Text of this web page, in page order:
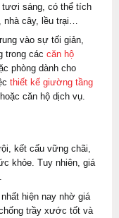
tươi sáng, có thể tích
cây, lều trại…
vào sự tối giản,
trong các căn hộ
phòng dành cho
thiết kế giường tầng
căn hộ dịch vụ.
kết cấu vững chãi,
khỏe. Tuy nhiên, giá
hiện nay nhờ giá
trầy xước tốt và